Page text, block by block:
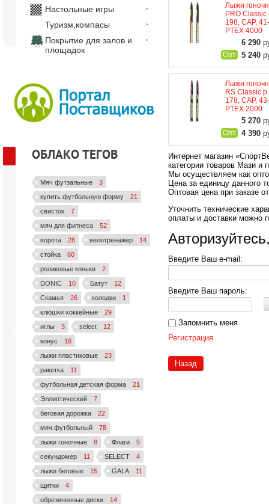
Лыжи
PRO Classic
198, CAP,
PTEX 4000
6 290
5 240
Лыжи
RS Classic
178, CAP,
PTEX 2000
5 270
4 390
Интернет магазин
категории товаров Мази
Мы осуществляем как
Цена за единицу данного
Оптовая цена при заказе
Уточнить технические
оплаты и доставки можно
Введите Ваш e-mail:
Введите Ваш пароль:
Запомнить меня
Регистрация
Назад
Настольные игры
Туризм,компасы
Покрытие для залов и
площадок
ОБЛАКО ТЕГОВ
Мяч футзальные
3
купить футбольную форму
21
свисток
7
мяч для фитнеса
52
ворота
28 велотренажер
14
стойка
60
роликовые коньки
2
DONIC
10 Батут
12
Скамья
26 колодки
1
клюшки хоккейные
29
иглы
3 select
12
конус
16
лыжи пластиковые
23
ракетка
11
футбольная детская форма
21
Эллиптический
7
беговая дорожка
22
мяч футбольный
78
лыжи гоночные
8 Флаги
5
секундомер
11 SELECT
4
лыжи беговые
15 GALA
11
щитки
4
обрезиненные диски
14